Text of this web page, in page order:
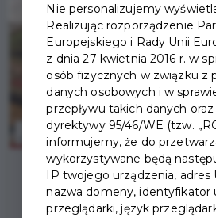
Nie personalizujemy
Realizując rozporządzenie
Europejskiego i Rady Unii
z dnia 27 kwietnia 2016 r. w
osób fizycznych w związku z
danych osobowych i w
przepływu takich danych
dyrektywy 95/46/WE (tzw.
informujemy, że do
wykorzystywane będą
IP twojego urządzenia, adres
nazwa domeny, identyfikator
przeglądarki, język